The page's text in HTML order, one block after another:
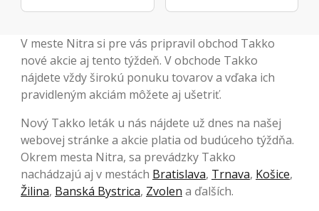
V meste Nitra si pre vás pripravil obchod Takko
nové akcie aj tento týždeň. V obchode Takko
nájdete vždy širokú ponuku tovarov a vďaka ich
pravidleným akciám môžete aj ušetriť.
Nový Takko leták u nás nájdete už dnes na našej
webovej stránke a akcie platia od budúceho týždňa.
Okrem mesta Nitra, sa prevádzky Takko
nachádzajú aj v mestách Bratislava, Trnava, Košice,
Žilina, Banská Bystrica, Zvolen a ďalších.